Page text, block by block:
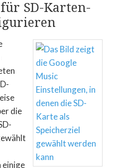
SD-Karten-
die
einige